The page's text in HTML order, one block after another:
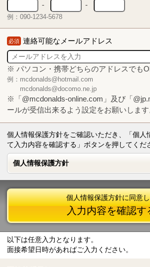
-
-
例：090-1234-5678
必須 連絡可能なメールアドレス
※ パソコン・携帯どちらのアドレスでも
例：mcdonalds@hotmail.com
mcdonalds@docomo.ne.jp
※「@mcdonalds-online.com」及び「
ールが受信出来るよう設定をお願いします
個人情報保護方針をご確認いただき、「個人
て入力内容を確認する」ボタンを押してくだ
個人情報保護方針
個人情報保護方針
個人情報保護方針に同意
入力内容を確認す
以下は任意入力となります。
面接希望日時があればご入力ください。